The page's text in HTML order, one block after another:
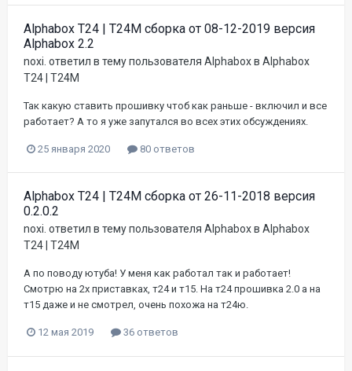
Alphabox T24 | T24M сборка от 08-12-2019 версия
Alphabox 2.2
noxi. ответил в тему пользователя Alphaboxв Alphabox
T24 | T24M
Так какую ставить прошивку чтоб как раньше - включил и все
работает? А то я уже запутался во всех этих обсуждениях.
25 января 2020 80 ответов
Alphabox T24 | T24M сборка от 26-11-2018 версия
0.2.0.2
noxi. ответил в тему пользователя Alphaboxв Alphabox
T24 | T24M
А по поводу ютуба! У меня как работал так и работает!
Смотрю на 2х приставках, т24 и т15. На т24 прошивка 2.0 а на
т15 даже и не смотрел, очень похожа на т24ю.
12 мая 2019 36 ответов